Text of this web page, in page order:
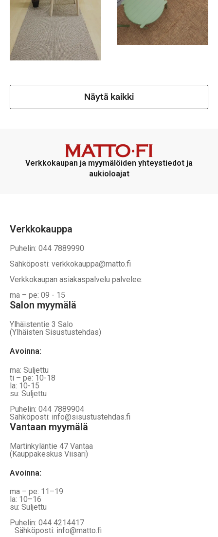
Näytä kaikki
Verkkokaupan ja myymälöiden yhteystiedot ja
aukioloajat
Verkkokauppa
Puhelin: 044 7889990
Sähköposti: verkkokauppa@matto.fi
Verkkokaupan asiakaspalvelu palvelee:
ma – pe: 09 - 15
Salon myymälä
Ylhäistentie 3 Salo
(Ylhäisten Sisustustehdas)
Avoinna:
ma: Suljettu
ti – pe: 10-18
la: 10-15
su: Suljettu
Puhelin: 044 7889904
Sähköposti: info@sisustustehdas.fi
Vantaan myymälä
Martinkyläntie 47 Vantaa
(Kauppakeskus Viisari)
Avoinna:
ma – pe: 11–19
la: 10–16
su: Suljettu
Puhelin: 044 4214417
Sähköposti: info@matto.fi